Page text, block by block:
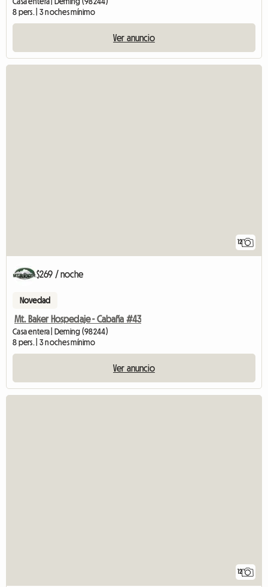
8 pers. | 3 noches mínimo
Ver anuncio
12
$269 / noche
Novedad
Mt. Baker Hospedaje - Cabaña #43
Casa entera | Deming (98244)
8 pers. | 3 noches mínimo
Ver anuncio
12